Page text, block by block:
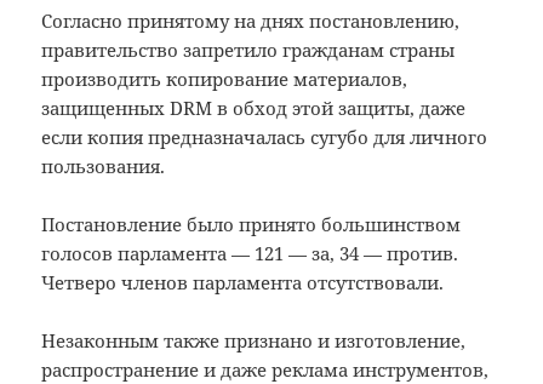
Согласно принятому на днях постановлению,
правительство запретило гражданам страны
производить копирование материалов,
защищенных DRM в обход этой защиты, даже
если копия предназначалась сугубо для личного
пользования.
Постановление было принято большинством
голосов парламента — 121 — за, 34 — против.
Четверо членов парламента отсутствовали.
Незаконным также признано и изготовление,
распространение и даже реклама инструментов,